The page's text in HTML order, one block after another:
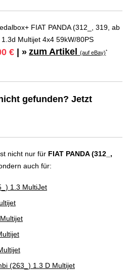
FIAT PANDA (312_, 319, ab
Multijet 4x4 59kW/80PS
€ | » zum Artikel(auf eBay)*
gefunden? Jetzt
nicht nur für FIAT PANDA (312_,
auch für:
1.3 MultiJet
(263_) 1.3 D Multijet